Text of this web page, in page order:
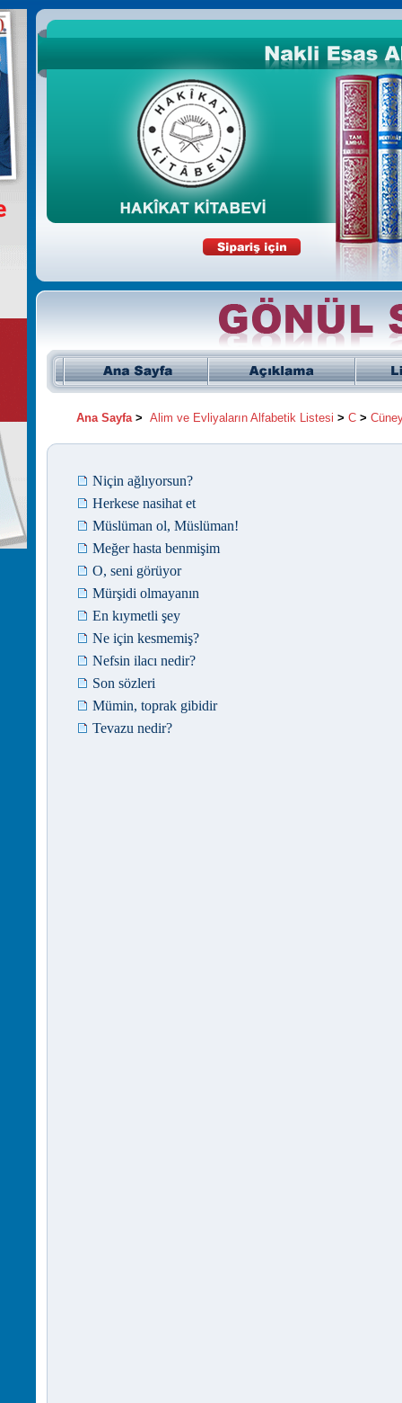
Ana Sayfa> Alim ve Evliyaların Alfabetik Listesi > C >
Niçin ağlıyorsun?
Herkese nasihat et
Müslüman ol, Müslüman!
Meğer hasta benmişim
O, seni görüyor
Mürşidi olmayanın
En kıymetli şey
Ne için kesmemiş?
Nefsin ilacı nedir?
Son sözleri
Mümin, toprak gibidir
Tevazu nedir?